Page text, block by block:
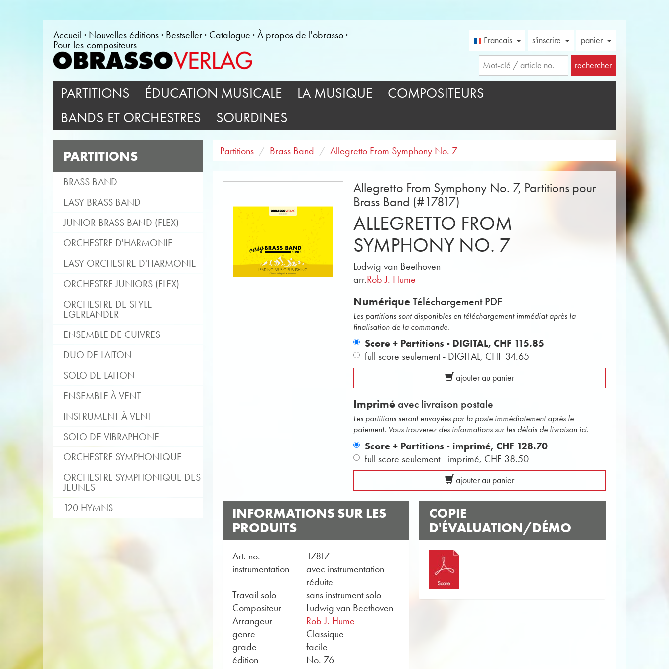
Accueil Nouvelles éditions Bestseller Catalogue
À propos de l'obrasso
Pour-les-compositeurs
Francais s'inscrire panier
rechercher
PARTITIONS ÉDUCATION MUSICALE LA MUSIQUE
COMPOSITEURS
BANDS ET ORCHESTRES
SOURDINES
PARTITIONS
BRASS BAND
EASY BRASS BAND
JUNIOR BRASS BAND (FLEX)
ORCHESTRE D'HARMONIE
EASY ORCHESTRE D'HARMONIE
ORCHESTRE JUNIORS (FLEX)
ORCHESTRE DE STYLE
EGERLANDER
ENSEMBLE DE CUIVRES
DUO DE LAITON
SOLO DE LAITON
ENSEMBLE À VENT
INSTRUMENT À VENT
SOLO DE VIBRAPHONE
ORCHESTRE SYMPHONIQUE
ORCHESTRE SYMPHONIQUE DES
JEUNES
120 HYMNS
Partitions Brass Band Allegretto From Symphony No. 7
Allegretto From Symphony No. 7, Partitions pour
Brass Band (#17817)
ALLEGRETTO FROM
SYMPHONY NO. 7
Ludwig van Beethoven
arr.Rob J. Hume
NumériqueTéléchargement PDF
Les partitions sont disponibles en téléchargement immédiat après la
finalisation de la commande.
Score + Partitions - DIGITAL, CHF 115.85
full score seulement - DIGITAL, CHF 34.65
ajouter au panier
Imprimé avec livraison postale
Les partitions seront envoyées par la poste immédiatement après le
paiement. Vous trouverez des informations sur les délais de livraison ici.
Score + Partitions - imprimé, CHF 128.70
full score seulement - imprimé, CHF 38.50
ajouter au panier
INFORMATIONS SUR LES
PRODUITS
Art. no.
17817
instrumentation
avec instrumentation
réduite
Travail solo
sans instrument solo
Compositeur
Ludwig van Beethoven
Arrangeur
Rob J. Hume
genre
Classique
grade
facile
édition
No. 76
COPIE
D'ÉVALUATION/DÉMO